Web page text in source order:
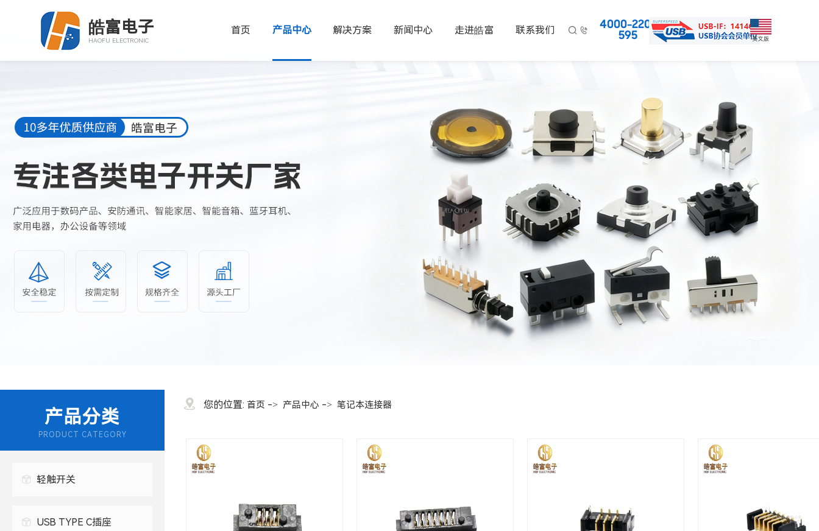
皓富电子
HAOFU ELECTRONIC
首页 产品中心 解决方案 新闻中心 走进皓富 联系我们  
4000-220-
595
产品分类
PRODUCT CATEGORY
轻触开关
USB TYPE C插座
您的位置: 首页 -> 产品中心 -> 笔记本连接器